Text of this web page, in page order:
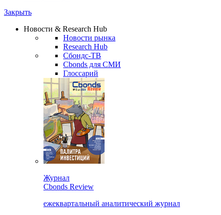
Закрыть
Новости & Research Hub
Новости рынка
Research Hub
Сбондс-ТВ
Cbonds для СМИ
Глоссарий
Журнал
Cbonds Review
ежеквартальный аналитический журнал